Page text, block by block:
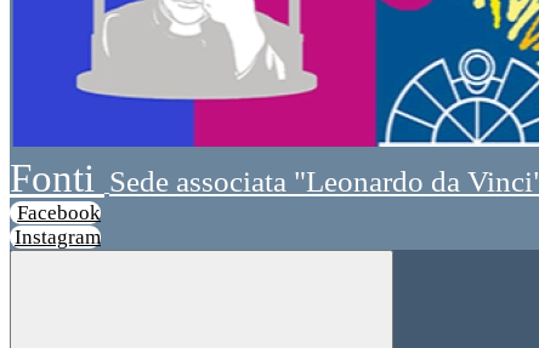
Fonti Sede associata "Leonardo da
Facebook
Instagram